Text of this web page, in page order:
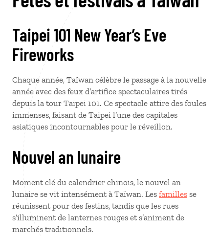
Taipei 101 New Year’s Eve
Fireworks
Chaque année, Taïwan célèbre le passage à la nouvelle
année avec des feux d’artifice spectaculaires tirés
depuis la tour Taipei 101. Ce spectacle attire des foules
immenses, faisant de Taipei l’une des capitales
asiatiques incontournables pour le réveillon.
Nouvel an lunaire
Moment clé du calendrier chinois, le nouvel an
lunaire se vit intensément à Taïwan. Les familles se
réunissent pour des festins, tandis que les rues
s’illuminent de lanternes rouges et s’animent de
marchés traditionnels.